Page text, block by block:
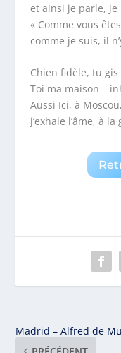
et ainsi je parle,
« Comme vous
comme je suis, il
Chien fidèle, tu
Toi ma maison –
Aussi Ici, à
j’exhale l’âme, à
Madrid – Alfred de